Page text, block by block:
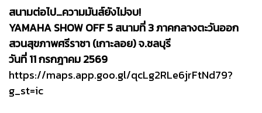
สนามต่อไป…ความมันส์ยังไม่จบ!
YAMAHA SHOW OFF 5 สนามที่ 3 ภาคกลางตะวันออก
สวนสุขภาพศรีราชา (เกาะลอย) จ.ชลบุรี
วันที่ 11 กรกฎาคม 2569
https://maps.app.goo.gl/qcLg2RLe6jrFtNd79?
g_st=ic